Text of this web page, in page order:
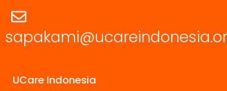
UCare Indonesia